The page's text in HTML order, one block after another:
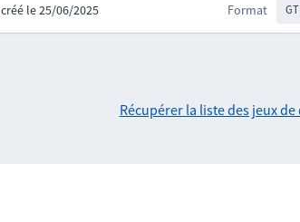
créé le 25/06/2025 Format
Récupérer la liste des jeux de